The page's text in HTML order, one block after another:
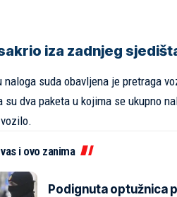
iza zadnjeg
naloga suda obavljena je pretraga
su dva paketa u kojima se ukupno
i ovo zanima
Podignuta optužnica